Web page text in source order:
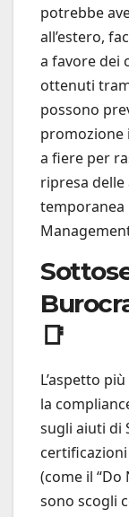
potrebbe
all’estero,
a favore dei
ottenuti
possono
promozione
a fiere per
ripresa delle
temporanea
📑
L’aspetto
la
sugli aiuti di
(come il “Do
sono scogli